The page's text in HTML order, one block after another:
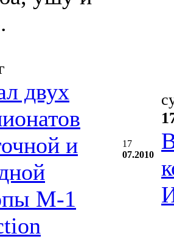
двух
и
М-1
17
07.2010